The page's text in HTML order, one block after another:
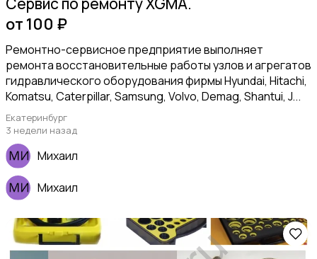
от 100 ₽
Ремонтно-сервисное предприятие выполняет
ремонта восстановительные работы узлов и агрегатов
гидравлического оборудования фирмы Hyundai, Hitachi,
Komatsu, Caterpillar, Samsung, Volvo, Demag, Shantui, J...
Екатеринбург
3 недели назад
Михаил
Михаил